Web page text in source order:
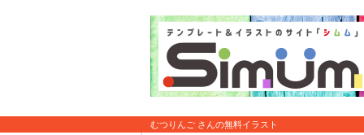
むつりんご さんの無料イラスト